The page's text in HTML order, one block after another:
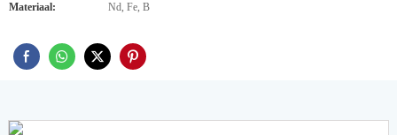
Materiaal: Nd, Fe, B